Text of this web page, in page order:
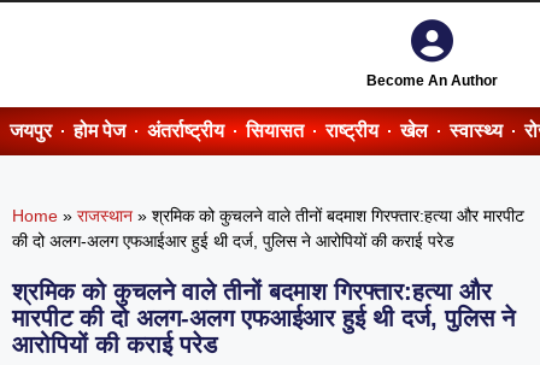
Become An Author
जयपुर होम पेज अंतर्राष्ट्रीय सियासत राष्ट्रीय खेल स्वास्थ्य
Home » राजस्थान » श्रमिक को कुचलने वाले तीनों बदमाश गिरफ्तार:हत्या और मारपीट
की दो अलग-अलग एफआईआर हुई थी दर्ज, पुलिस ने आरोपियों की कराई परेड
श्रमिक को कुचलने वाले तीनों बदमाश गिरफ्तार:हत्या और
मारपीट की दो अलग-अलग एफआईआर हुई थी दर्ज, पुलिस ने
आरोपियों की कराई परेड